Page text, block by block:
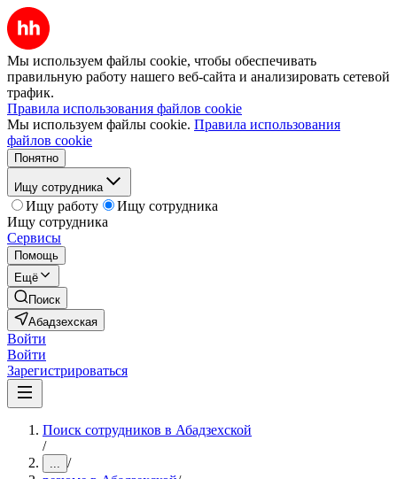
Мы используем файлы cookie, чтобы обеспечивать
правильную работу нашего веб-сайта и анализировать сетевой
трафик.
Правила использования файлов cookie
Мы используем файлы cookie. Правила использования
файлов cookie
Понятно
Ищу сотрудника
Ищу работу
Ищу сотрудника
Ищу сотрудника
Сервисы
Помощь
Ещё
Поиск
Абадзехская
Войти
Войти
Зарегистрироваться
Поиск сотрудников в Абадзехской
/
... /